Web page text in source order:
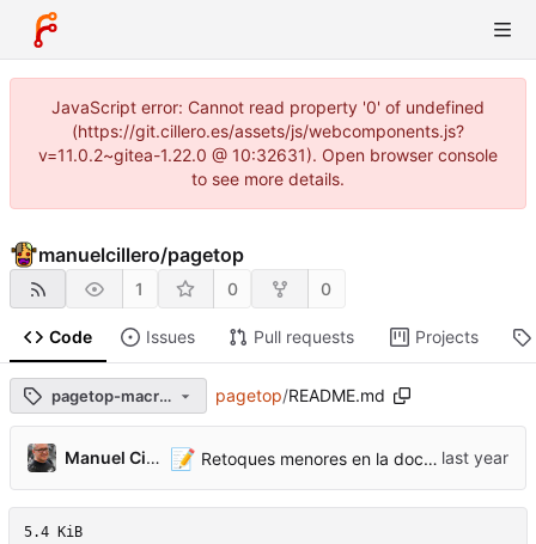
JavaScript error: Cannot read property '0' of undefined
(https://git.cillero.es/assets/js/webcomponents.js?
v=11.0.2~gitea-1.22.0 @ 10:32631). Open browser console
to see more details.
manuelcillero/pagetop
1 0 0
Code Issues Pull requests Projects
pagetop-macros-v0.1.0pagetop/README.md
Manuel Cillero 📝 Retoques menores en la documentación
5.4 KiB